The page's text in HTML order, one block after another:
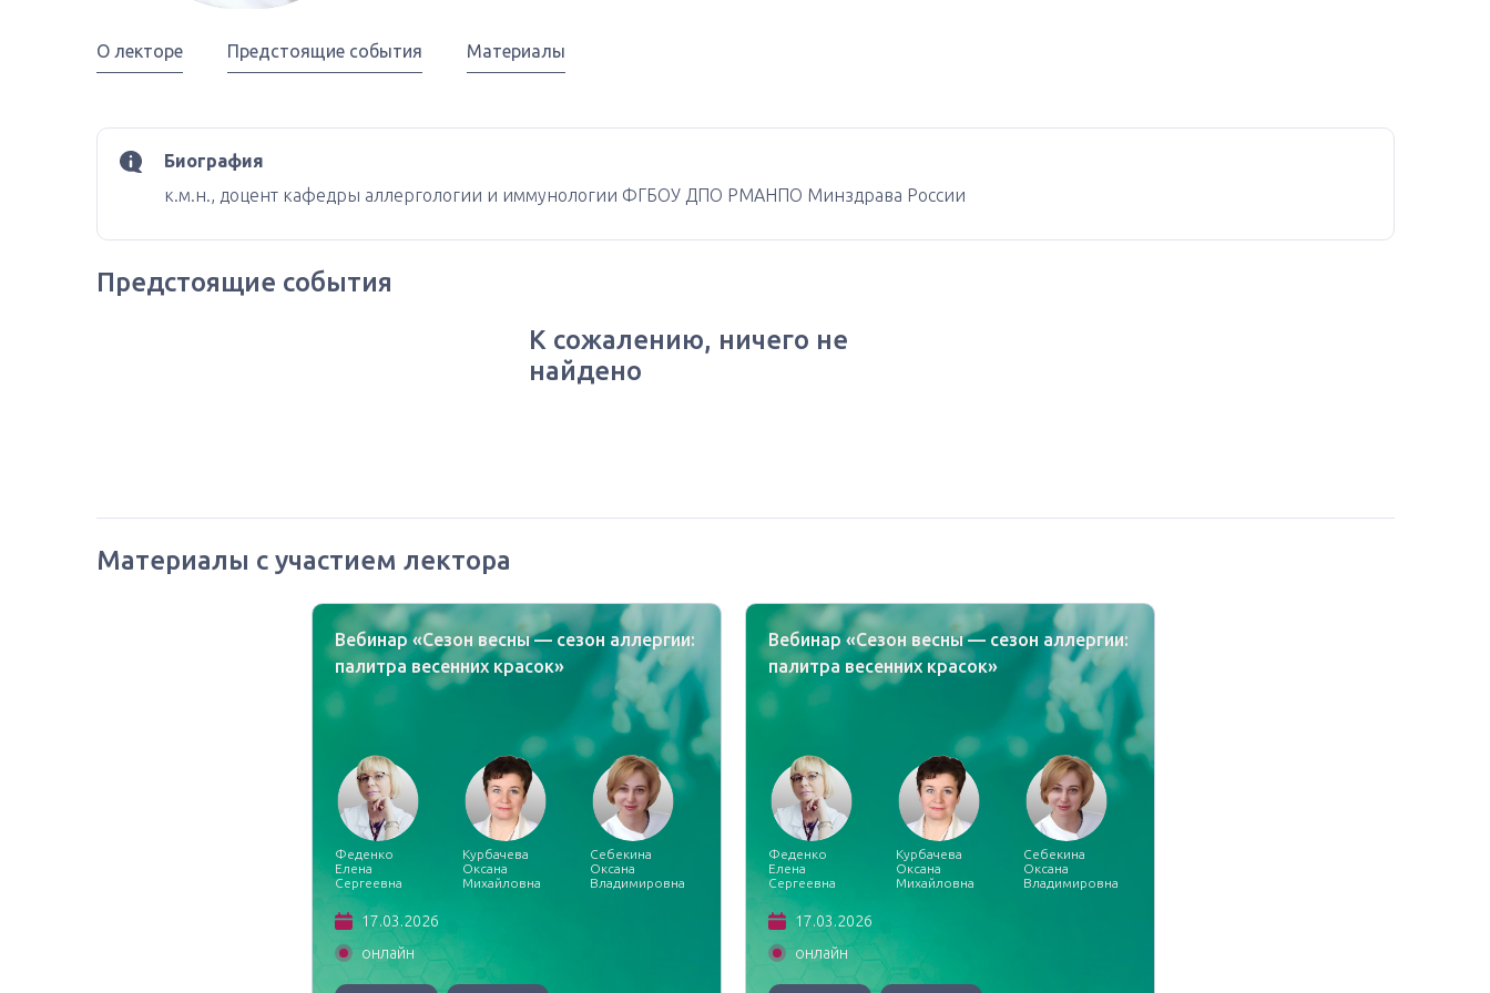
О лекторе Предстоящие события Материалы
Биография
к.м.н., доцент кафедры аллергологии и иммунологии ФГБОУ ДПО РМАНПО Минздрава России
Предстоящие события
К сожалению, ничего не
найдено
Материалы с участием лектора
Вебинар «Сезон весны — сезон аллергии:
палитра весенних красок»
Феденко
Елена
Сергеевна
Курбачева
Оксана
Михайловна
Себекина
Оксана
Владимировна
17.03.2026
онлайн
Вебинар «Сезон весны — сезон аллергии:
палитра весенних красок»
Феденко
Елена
Сергеевна
Курбачева
Оксана
Михайловна
Себекина
Оксана
Владимировна
17.03.2026
онлайн